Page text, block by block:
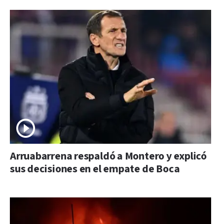
Arruabarrena respaldó a Montero y explicó
sus decisiones en el empate de Boca